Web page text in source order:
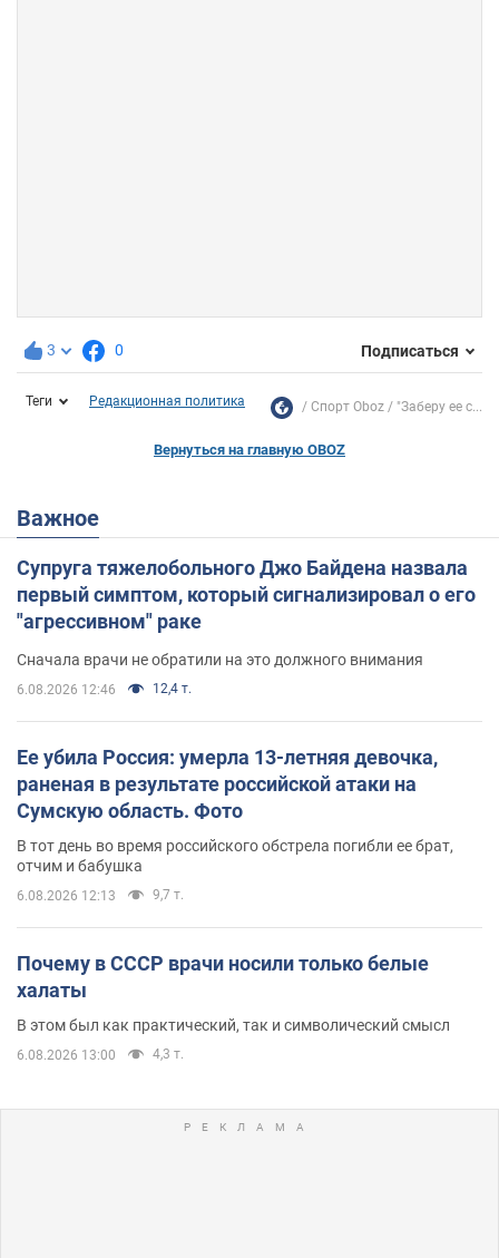
3 0 Подписаться
Теги Редакционная политика Спорт Oboz "Заберу ее с...
Вернуться на главную OBOZ
Важное
Супруга тяжелобольного Джо Байдена назвала
первый симптом, который сигнализировал о его
"агрессивном" раке
Сначала врачи не обратили на это должного внимания
6.08.2026 12:46 12,4 т.
Ее убила Россия: умерла 13-летняя девочка,
раненая в результате российской атаки на
Сумскую область. Фото
В тот день во время российского обстрела погибли ее брат,
отчим и бабушка
6.08.2026 12:13 9,7 т.
Почему в СССР врачи носили только белые
халаты
В этом был как практический, так и символический смысл
6.08.2026 13:00 4,3 т.